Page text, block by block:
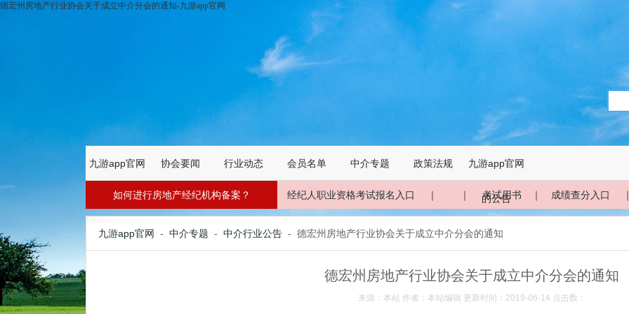
德宏州房地产行业协会关于成立中介分会的通知-九游app官网
九游app官网 协会要闻 行业动态 会员名单 中介专题 政策法规 九游app官网
的公告
如何进行房地产经纪机构备案？ 经纪人职业资格考试报名入口 ｜ ｜ 考试用书 ｜ 成绩查分入口
九游app官网 - 中介专题 - 中介行业公告 - 德宏州房地产行业协会关于成立中介分会的通知
德宏州房地产行业协会关于成立中介分会的通知
来源：本站 作者：本站编辑 更新时间：2019-06-14 点击数：